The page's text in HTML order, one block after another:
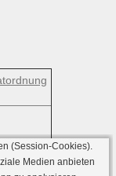
(Session-Cookies).
Medien anbieten